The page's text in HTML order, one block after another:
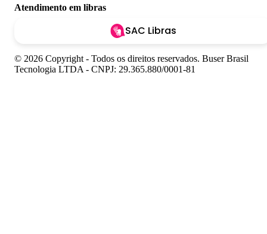
Atendimento em libras
SAC Libras
© 2026 Copyright - Todos os direitos reservados. Buser Brasil
Tecnologia LTDA - CNPJ: 29.365.880/0001-81